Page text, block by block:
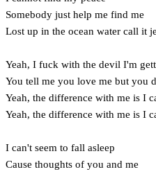
Somebody just help me find me
Lost up in the ocean water call it
Yeah, I fuck with the devil I'm
You tell me you love me but you
Yeah, the difference with me is I
Yeah, the difference with me is I
I can't seem to fall asleep
Cause thoughts of you and me